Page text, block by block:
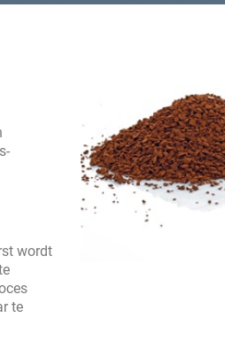
wordt
te